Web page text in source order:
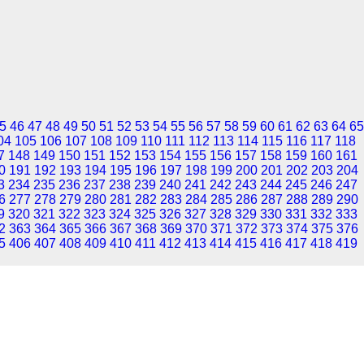
46 47 48 49 50 51 52 53 54 55 56 57 58 59 60 61 62 63 64 65
105 106 107 108 109 110 111 112 113 114 115 116 117 118
148 149 150 151 152 153 154 155 156 157 158 159 160 161
191 192 193 194 195 196 197 198 199 200 201 202 203 204
234 235 236 237 238 239 240 241 242 243 244 245 246 247
277 278 279 280 281 282 283 284 285 286 287 288 289 290
320 321 322 323 324 325 326 327 328 329 330 331 332 333
363 364 365 366 367 368 369 370 371 372 373 374 375 376
406 407 408 409 410 411 412 413 414 415 416 417 418 419